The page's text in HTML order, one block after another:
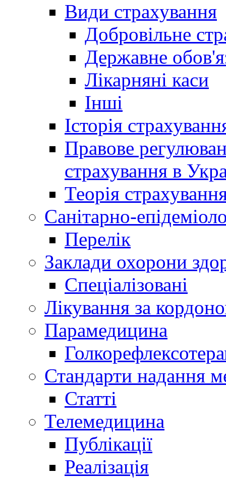
Види страхування
Добровільне
Державне
Лікарняні каси
Інші
Історія
Правове
страхування в
Теорія
Санітарно-
Перелік
Заклади охорони
Спеціалізовані
Лікування за
Парамедицина
Стандарти надання
Статті
Телемедицина
Публікації
Реалізація